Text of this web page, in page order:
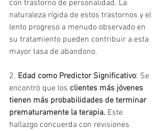
con trastorno de personalidad. La
naturaleza rígida de estos trastornos y el
lento progreso a menudo observado en
su tratamiento pueden contribuir a esta
mayor tasa de abandono.
2. Edad como Predictor Significativo: Se
encontró que los clientes más jóvenes
tienen más probabilidades de terminar
prematuramente la terapia. Este
hallazgo concuerda con revisiones